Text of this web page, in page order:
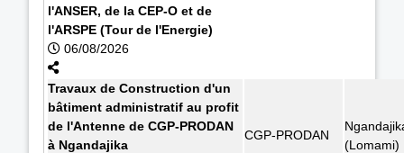
l'ANSER, de la CEP-O et de
l'ARSPE (Tour de l'Energie)
06/08/2026
Travaux de Construction d'un
bâtiment administratif au profit
de l'Antenne de CGP-PRODAN
à Ngandajika
CGP-PRODAN
(Lomami)